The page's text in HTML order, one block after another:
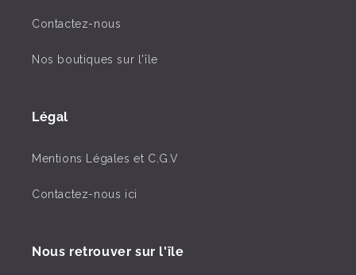
Contactez-nous
Nos boutiques sur l'île
Légal
Mentions Légales et C.G.V
Contactez-nous ici
Nous retrouver sur l'île